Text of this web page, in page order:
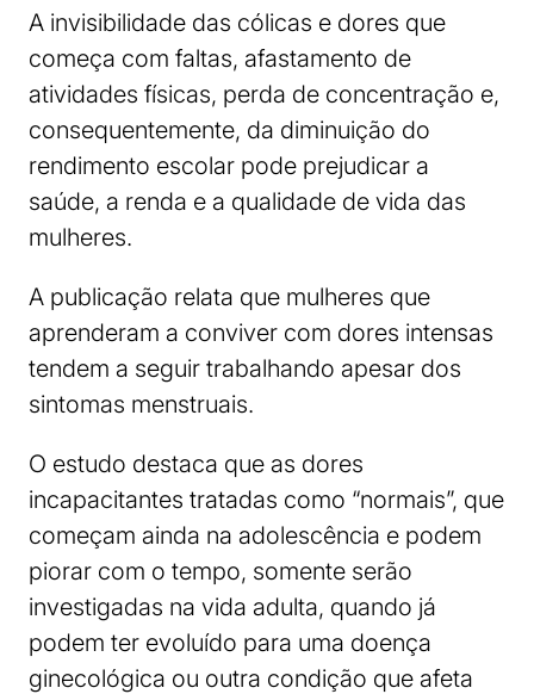
A invisibilidade das cólicas e dores que
começa com faltas, afastamento de
atividades físicas, perda de concentração e,
consequentemente, da diminuição do
rendimento escolar pode prejudicar a
saúde, a renda e a qualidade de vida das
mulheres.
A publicação relata que mulheres que
aprenderam a conviver com dores intensas
tendem a seguir trabalhando apesar dos
sintomas menstruais.
O estudo destaca que as dores
incapacitantes tratadas como “normais”, que
começam ainda na adolescência e podem
piorar com o tempo, somente serão
investigadas na vida adulta, quando já
podem ter evoluído para uma doença
ginecológica ou outra condição que afeta